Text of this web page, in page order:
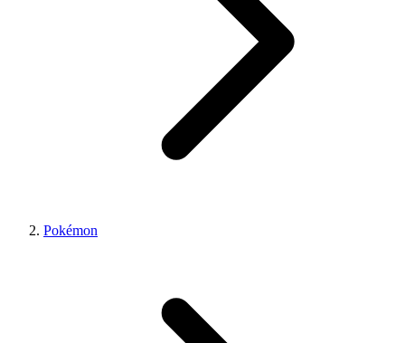
Pokémon